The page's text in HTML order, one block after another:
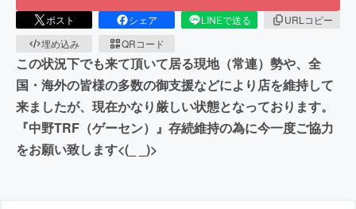
ポスト シェア LINEで送る
URLコピー
埋め込み
QRコード
この状況下でも来て頂いて居る現地（常連）勢や、全
国・海外の皆様の多数の御支援などにより店を維持して
来ましたが、現在かなり厳しい状態となっております。
『中野TRF（ゲーセン）』存続維持の為に今一度ご協力
をお願い致します<(_ _)>